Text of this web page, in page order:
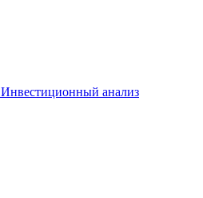
Инвестиционный анализ